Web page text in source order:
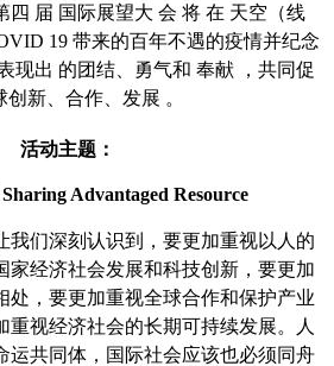
四 届 国际展望大 会 将 在 天空（线
19 带来的百年不遇的疫情并纪念
现出 的团结、勇气和 奉献 ，共同促
创新、合作、发展 。
活动主题：
Advantaged Resource
我们深刻认识到，要更加重视以人的
家经济社会发展和科技创新，要更加
处，要更加重视全球合作和保护产业
重视经济社会的长期可持续发展。人
运共同体，国际社会应该也必须同舟